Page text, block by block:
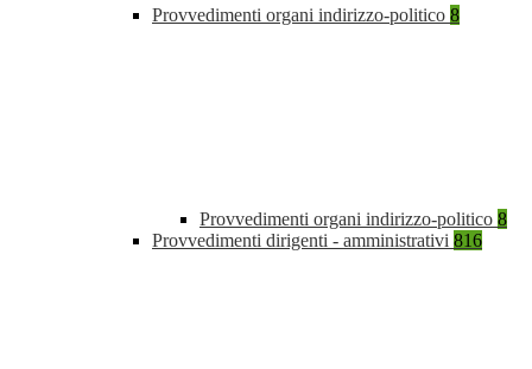
Provvedimenti organi indirizzo-politico 8
Provvedimenti organi indirizzo-politico 8
Provvedimenti dirigenti - amministrativi 816